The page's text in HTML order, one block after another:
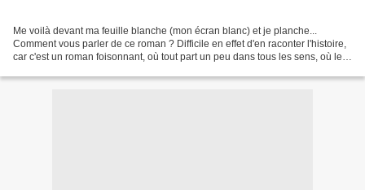
Me voilà devant ma feuille blanche (mon écran blanc) et je planche...
Comment vous parler de ce roman ? Difficile en effet d'en raconter l'histoire,
car c'est un roman foisonnant, où tout part un peu dans tous les sens, où les